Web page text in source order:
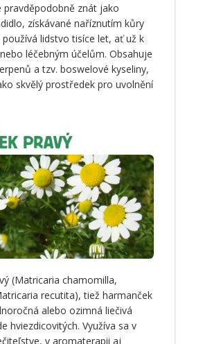
pravděpodobně znát jako
získávané naříznutím kůry
lidstvo tisíce let, ať už k
léčebným účelům. Obsahuje
a tzv. boswelové kyseliny,
skvělý prostředek pro uvolnění
PRAVÝ
(Matricaria chamomilla,
recutita), tiež harmanček
alebo ozimná liečivá
hviezdicovitých. Využíva sa v
v aromaterapii aj